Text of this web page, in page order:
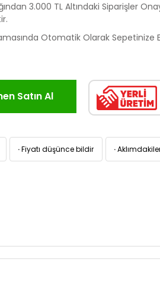
3.000 TL Altındaki Siparişler
Otomatik Olarak Sepetinize
Satın Al
·Fiyatı düşünce bildir ·